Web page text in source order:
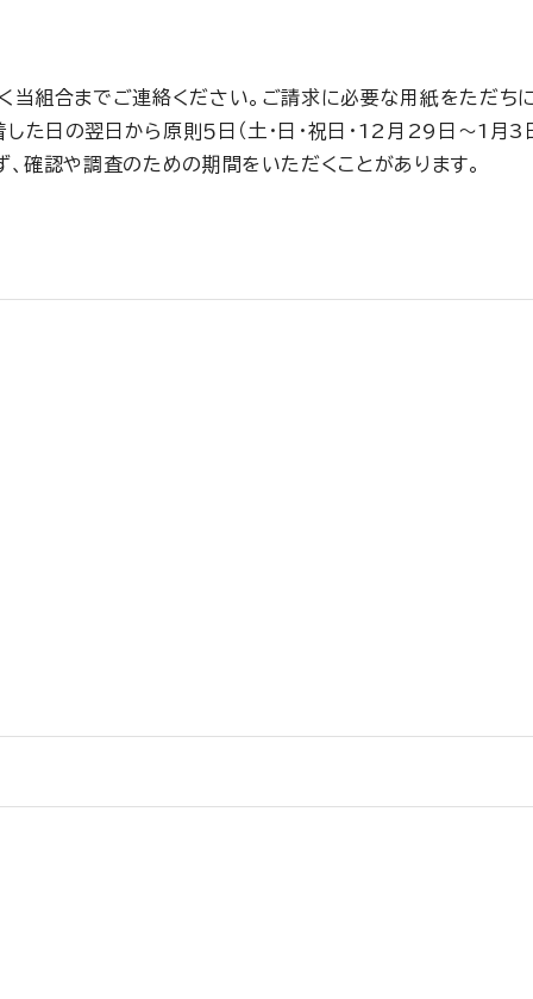
当組合までご連絡ください。ご請求に必要な用紙をただち
た日の翌日から原則５日（土・日・祝日・12月29日～1月3
確認や調査のための期間をいただくことがあります。